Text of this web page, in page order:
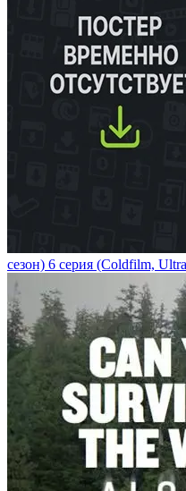
сезон) 6 серия (Coldfilm,